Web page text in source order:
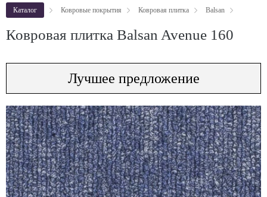
Каталог Ковровые покрытия Ковровая плитка Balsan
Ковровая плитка Balsan Avenue 160
Лучшее предложение